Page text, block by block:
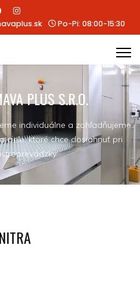
Po-Pi: 08:00-15:30
PLUS S.R.O.
individuálne a zohľadňujeme
ciele, ktoré chce dosiahnuť pri